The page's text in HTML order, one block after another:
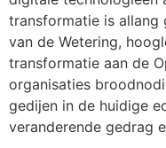
transformatie is allang
van de Wetering,
transformatie aan de
organisaties
gedijen in de huidige
veranderende gedrag